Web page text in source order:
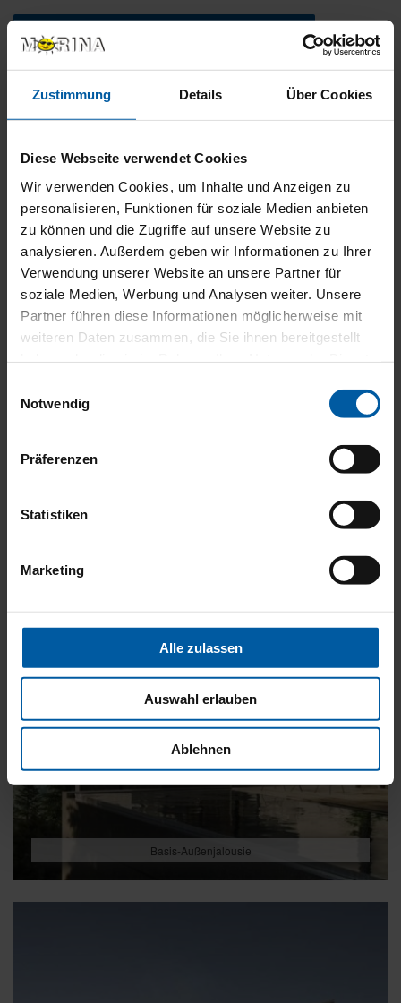
Zustimmung Details Über Cookies
Diese Webseite verwendet Cookies
Wir verwenden Cookies, um Inhalte und Anzeigen zu
personalisieren, Funktionen für soziale Medien anbieten
zu können und die Zugriffe auf unsere Website zu
analysieren. Außerdem geben wir Informationen zu Ihrer
Verwendung unserer Website an unsere Partner für
soziale Medien, Werbung und Analysen weiter. Unsere
Partner führen diese Informationen möglicherweise mit
weiteren Daten zusammen, die Sie ihnen bereitgestellt
Notwendig
Präferenzen
Statistiken
Marketing
Alle zulassen
Auswahl erlauben
Ablehnen
DAS KÖNNTE SIE AUCH INTERESSIEREN
Basis-Außenjalousie